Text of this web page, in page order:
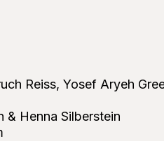
Reiss, Yosef Aryeh
& Henna Silberstein